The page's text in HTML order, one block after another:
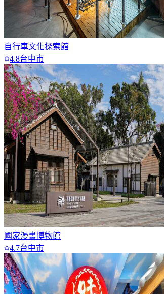
自行車文化探索館
4.8台中市
國家漫畫博物館
4.7台中市